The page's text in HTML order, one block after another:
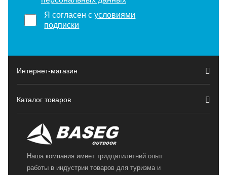
Я согласен сусловиями
подписки
Интернет-магазин
Каталог товаров
Наша компания имеет тридцатилетний опыт
работы в индустрии товаров для туризма и